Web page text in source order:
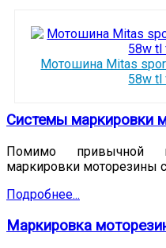
Мотошина Mitas
58w tl
Системы маркировки
Помимо привычной
маркировки моторезины
Подробнее...
Маркировка